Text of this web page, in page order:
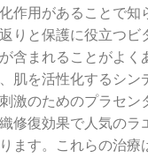
作用があることで知
りと保護に役立つビ
含まれることがよく
肌を活性化するシン
激のためのプラセン
修復効果で人気のラ
ます。これらの治療